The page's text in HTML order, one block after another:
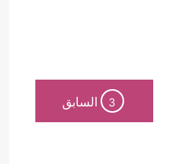
3 السابق